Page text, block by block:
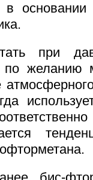
в
при
желанию